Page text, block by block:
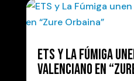
ETS Y LA FÚMIGA
VALENCIANO EN